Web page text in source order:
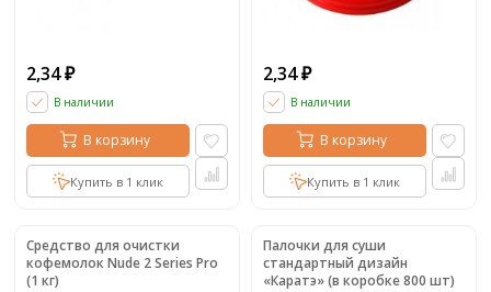
2,34 ₽
В наличии
В корзину
Купить в 1 клик
2,34 ₽
В наличии
В корзину
Купить в 1 клик
Средство для очистки
кофемолок Nude 2 Series Pro
(1 кг)
Палочки для суши
стандартный дизайн
«Каратэ» (в коробке 800 шт)